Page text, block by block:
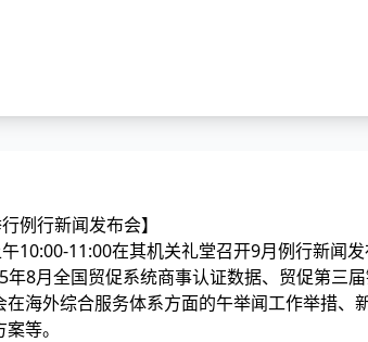
例行新闻发布会】
10:00-11:00在其机关礼堂召开9月例行新闻
年8月全国贸促系统商事认证数据、贸促第三
海外综合服务体系方面的午举闻工作举措、
等。